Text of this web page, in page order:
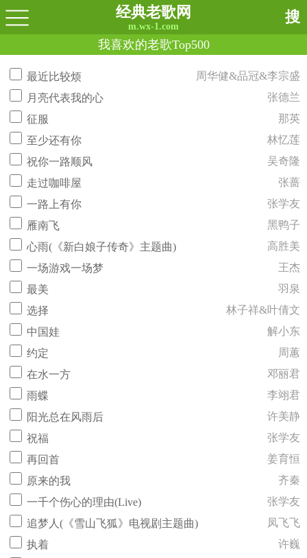
经典老歌网
m.wx-1.com
搜
我喜欢的老歌Top500
最近比较烦
周华健&品冠&李宗盛
月亮代表我的心
张德兰
征服
那英
至少还有你
林忆莲
祝你一路顺风
吴奇隆
走过咖啡屋
张蔷
一路上有你
张学友
雁南飞
黑鸭子
心雨(《新白娘子传奇》主题曲)
高胜美
一场游戏一场梦
王杰
最美
羽泉
选择
林子祥&叶倩文
中国娃
解小东
约定
周蕙
在水一方
邓丽君
雨蝶
李翊君
阳光总在风雨后
许美静
祝福
张学友
再回首
姜育恒
原来的我
齐秦
一千个伤心的理由(Live)
张学友
追梦人(《雪山飞狐》电视剧主题曲)
凤飞飞
执着
许巍